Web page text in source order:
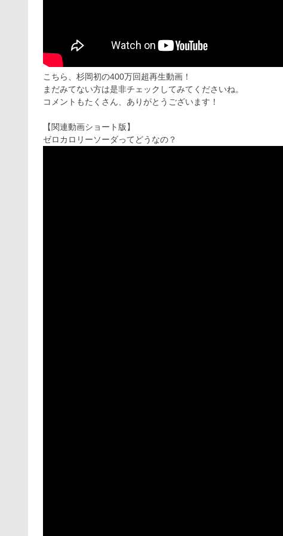
こちら、杉岡初の400万回超再生動画！
まだみてない方は是非チェックしてみてくださいね。
コメントもたくさん、ありがとうございます！
【関連動画ショート版】
ゼロカロリーソーダってどうなの？